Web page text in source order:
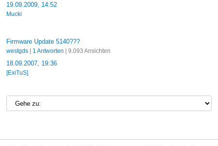
19.09.2009, 14:52
Mucki
Firmware Update 5140???
westgds| 1 Antworten | 9.093 Ansichten
18.09.2007, 19:36
[ExiTuS]